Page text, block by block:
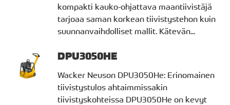
kompakti kauko-ohjattava maantiivistäjä
tarjoaa saman korkean tiivistystehon kuin
suunnanvaihdolliset mallit. Kätevän...
DPU3050HE
Wacker Neuson DPU3050He: Erinomainen
tiivistystulos ahtaimmissakin
tiivistyskohteissa DPU3050He on kevyt